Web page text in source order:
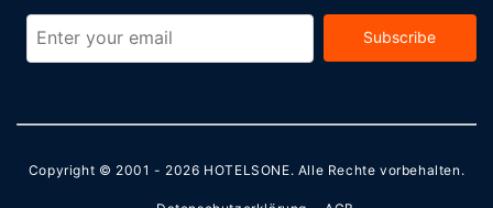
Subscribe
Copyright © 2001 - 2026 HOTELSONE. Alle Rechte vorbehalten.